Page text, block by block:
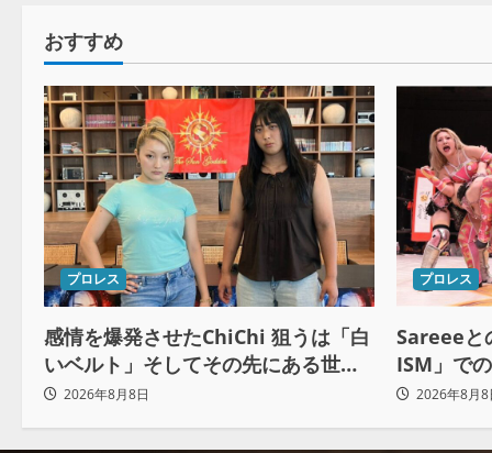
おすすめ
プロレス
感情を爆発させたChiChi 狙うは「白
いベルト」そしてその先にある世界
へ 2026年8月8日
プロレス
Sareeeと
ISM」で
2026年8月8